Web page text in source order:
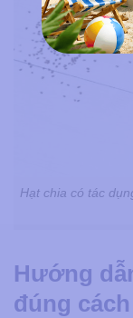
Hạt chia có tác
Hướng
đúng